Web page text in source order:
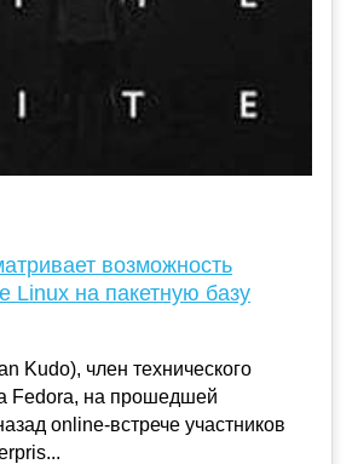
возможность
Linux на пакетную базу
Kudo), член технического
Fedora, на прошедшей
online-встрече участников